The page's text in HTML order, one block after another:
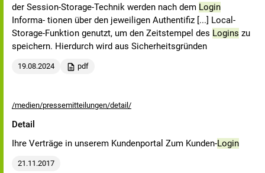
der Session-Storage-Technik werden nach dem Login
Informa- tionen über den jeweiligen Authentifiz [...] Local-
Storage-Funktion genutzt, um den Zeitstempel des Logins zu
speichern. Hierdurch wird aus Sicherheitsgründen
19.08.2024 pdf
/medien/pressemitteilungen/detail/
Detail
Ihre Verträge in unserem Kundenportal Zum Kunden-Login
21.11.2017